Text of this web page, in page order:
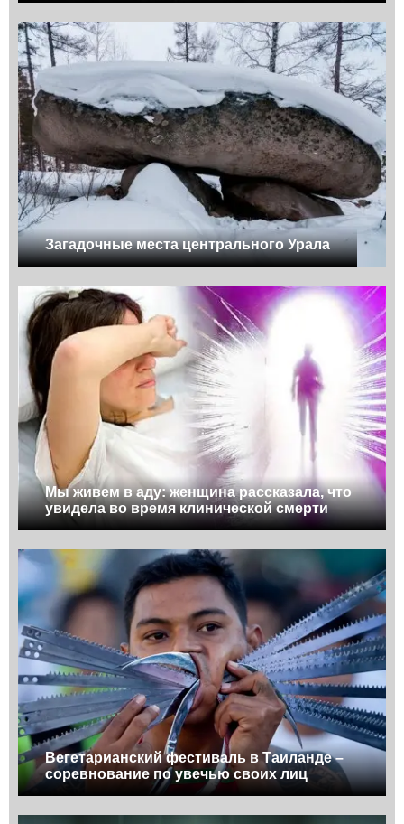
Загадочные места центрального Урала
Мы живем в аду: женщина рассказала, что
увидела во время клинической смерти
Вегетарианский фестиваль в Таиланде –
соревнование по увечью своих лиц